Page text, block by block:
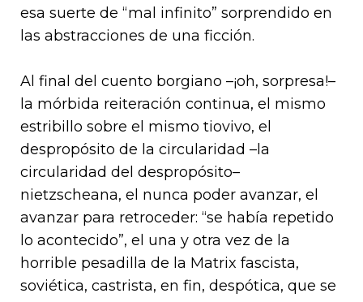
esa suerte de “mal infinito” sorprendido en
las abstracciones de una ficción.
Al final del cuento borgiano –¡oh, sorpresa!–
la mórbida reiteración continua, el mismo
estribillo sobre el mismo tiovivo, el
despropósito de la circularidad –la
circularidad del despropósito–
nietzscheana, el nunca poder avanzar, el
avanzar para retroceder: “se había repetido
lo acontecido”, el una y otra vez de la
horrible pesadilla de la Matrix fascista,
soviética, castrista, en fin, despótica, que se